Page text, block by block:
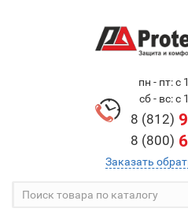
пн - пт: с
сб - вс: с
8 (812)
8 (800)
Заказать